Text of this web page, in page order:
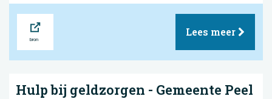
Lees meer
Hulp bij geldzorgen - Gemeente Peel